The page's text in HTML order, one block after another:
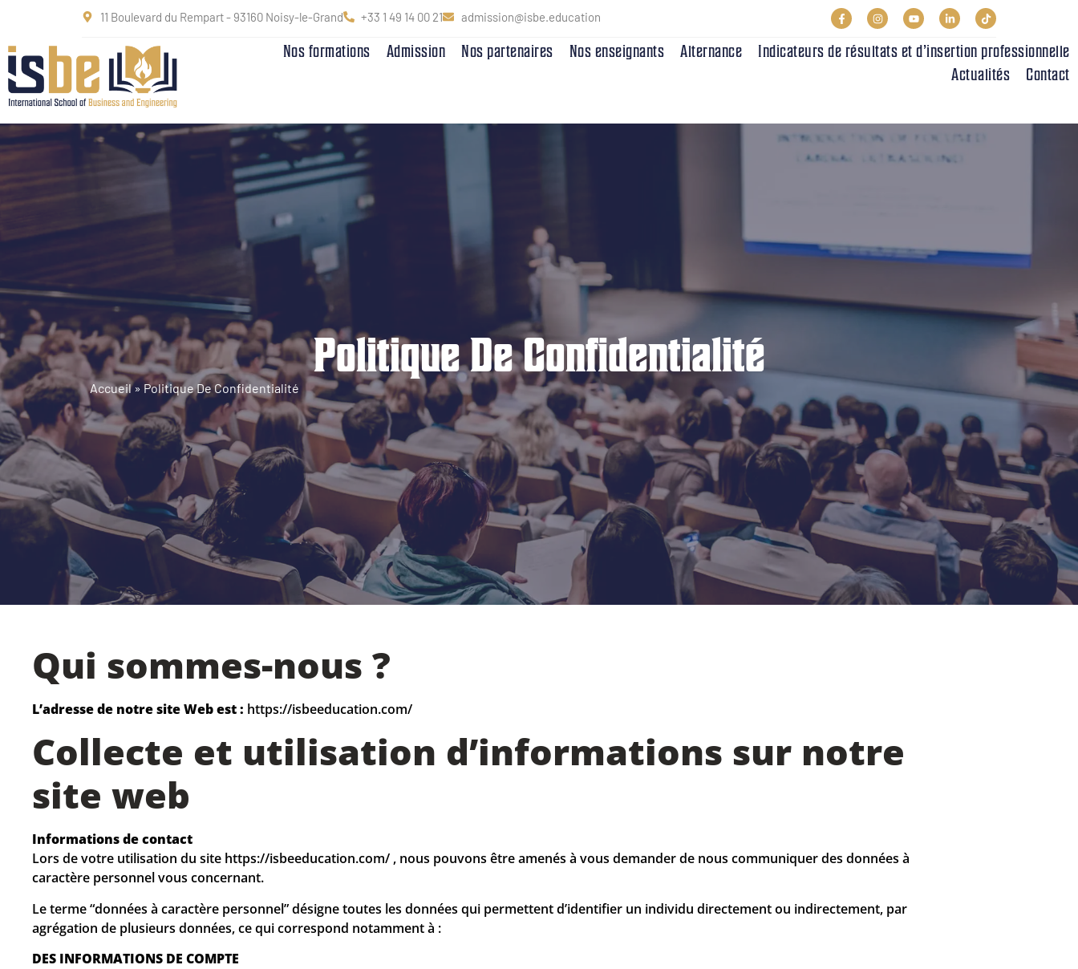
11 Boulevard du Rempart - 93160 Noisy-le-Grand +33 1 49 14 00 21 admission@isbe.education
Nos formations Admission Nos partenaires Nos enseignants Alternance
Indicateurs de résultats et d’insertion professionnelle
Actualités
Contact
Politique De Confidentialité
Accueil» Politique De Confidentialité
Qui sommes-nous ?
L’adresse de notre site Web est : https://isbeeducation.com/
Collecte et utilisation d’informations sur notre
site web
Informations de contact
Lors de votre utilisation du site https://isbeeducation.com/ , nous pouvons être amenés à vous demander de nous communiquer des données à
caractère personnel vous concernant.
Le terme “données à caractère personnel” désigne toutes les données qui permettent d’identifier un individu directement ou indirectement, par
agrégation de plusieurs données, ce qui correspond notamment à :
DES INFORMATIONS DE COMPTE